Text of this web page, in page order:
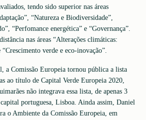
tendo sido superior nas áreas
“Natureza e Biodiversidade”,
“Perfomance energética” e “Governança”.
nas áreas “Alterações climáticas:
verde e eco-inovação”.
a Comissão Europeia tornou pública a lista
ao título de Capital Verde Europeia 2020,
não integrava essa lista, de apenas 3
portuguesa, Lisboa. Ainda assim, Daniel
o Ambiente da Comissão Europeia, em